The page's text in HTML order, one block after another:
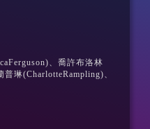
、喬許布洛林
琳(CharlotteRampling)、